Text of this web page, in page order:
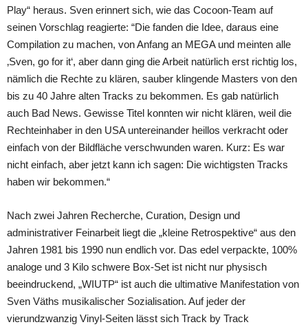
Play“ heraus. Sven erinnert sich, wie das Cocoon-Team auf
seinen Vorschlag reagierte: “Die fanden die Idee, daraus eine
Compilation zu machen, von Anfang an MEGA und meinten alle
‚Sven, go for it‘, aber dann ging die Arbeit natürlich erst richtig los,
nämlich die Rechte zu klären, sauber klingende Masters von den
bis zu 40 Jahre alten Tracks zu bekommen. Es gab natürlich
auch Bad News. Gewisse Titel konnten wir nicht klären, weil die
Rechteinhaber in den USA untereinander heillos verkracht oder
einfach von der Bildfläche verschwunden waren. Kurz: Es war
nicht einfach, aber jetzt kann ich sagen: Die wichtigsten Tracks
haben wir bekommen.“
Nach zwei Jahren Recherche, Curation, Design und
administrativer Feinarbeit liegt die „kleine Retrospektive“ aus den
Jahren 1981 bis 1990 nun endlich vor. Das edel verpackte, 100%
analoge und 3 Kilo schwere Box-Set ist nicht nur physisch
beeindruckend, „WIUTP“ ist auch die ultimative Manifestation von
Sven Väths musikalischer Sozialisation. Auf jeder der
vierundzwanzig Vinyl-Seiten lässt sich Track by Track